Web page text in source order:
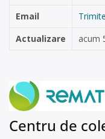
Email
Actualizare
acum
Centru de